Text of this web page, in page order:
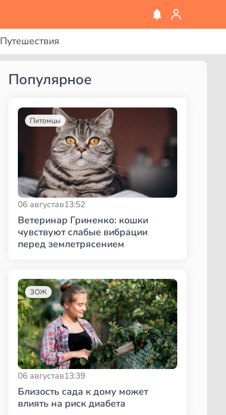
Путешествия
Популярное
Питомцы
06 августав13:52
Ветеринар Гриненко: кошки
чувствуют слабые вибрации
перед землетрясением
ЗОЖ
06 августав13:39
Близость сада к дому может
влиять на риск диабета